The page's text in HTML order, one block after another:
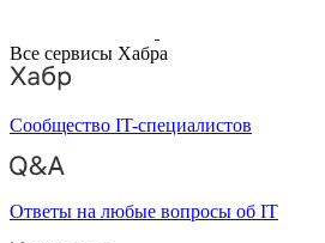
Все сервисы Хабра
Сообщество IT-специалистов
Ответы на любые вопросы об IT